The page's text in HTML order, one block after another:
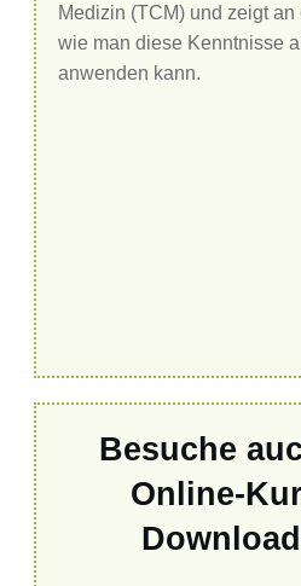
Medizin (TCM) und zeigt
wie man diese Kenntnisse
anwenden kann.
Besuche
Online-